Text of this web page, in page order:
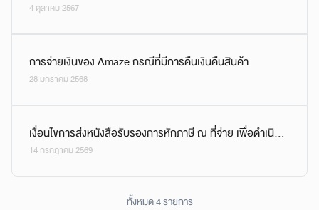
4 ตุลาคม 2567
การจ่ายเงินของ Amaze กรณีที่มีการคืนเงินคืนสินค้า
28 มกราคม 2568
เงื่อนไขการส่งหนังสือรับรองการหักภาษี ณ ที่จ่าย เพื่อดำเนิน
การคืนเงิน
14 กรกฎาคม 2569
ทั้งหมด 4 รายการ